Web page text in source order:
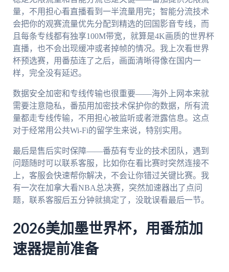
量，不用担心看直播看到一半流量用完；智能分流技术
会把你的观赛流量优先分配到精选的回国影音专线，而
且每条专线都有独享100M带宽，就算是4K画质的世界杯
直播，也不会出现缓冲或者掉帧的情况。我上次看世界
杯预选赛，用番茄连了之后，画面清晰得像在国内一
样，完全没有延迟。
数据安全加密和专线传输也很重要——海外上网本来就
需要注意隐私，番茄用加密技术保护你的数据，所有流
量都走专线传输，不用担心被监听或者泄露信息。这点
对于经常用公共Wi-Fi的留学生来说，特别实用。
最后是售后实时保障——番茄有专业的技术团队，遇到
问题随时可以联系客服，比如你在看比赛时突然连接不
上，客服会快速帮你解决，不会让你错过关键比赛。我
有一次在加拿大看NBA总决赛，突然加速器出了点问
题，联系客服后五分钟就搞定了，没耽误看最后一节。
2026美加墨世界杯，用番茄加
速器提前准备